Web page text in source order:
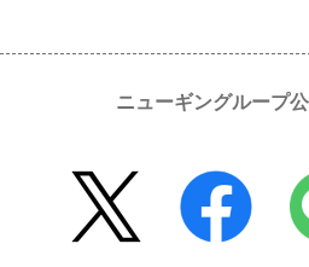
ニューギングループ